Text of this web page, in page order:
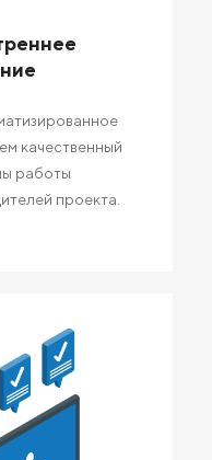
качественный
работы
проекта.